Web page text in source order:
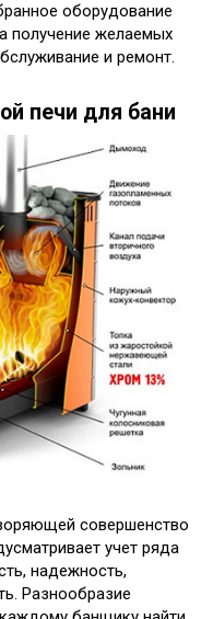
оборудование
получение желаемых
и ремонт.
печи для бани
совершенство
учет ряда
надежность,
Разнообразие